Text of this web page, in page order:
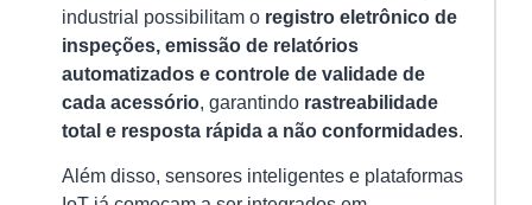
industrial possibilitam o registro eletrônico de
inspeções, emissão de relatórios
automatizados e controle de validade de
cada acessório, garantindo rastreabilidade
total e resposta rápida a não conformidades.
Além disso, sensores inteligentes e plataformas